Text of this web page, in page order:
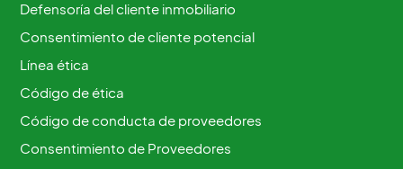
Defensoría del cliente inmobiliario
Consentimiento de cliente potencial
Línea ética
Código de ética
Código de conducta de proveedores
Consentimiento de Proveedores